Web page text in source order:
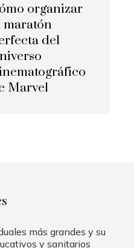
organizar
maratón
del
Marvel
más grandes y su
y sanitarios